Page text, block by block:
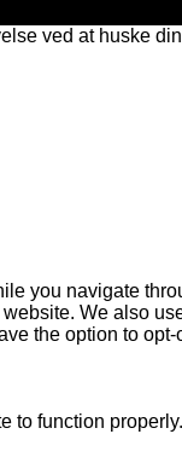
ved at huske
you navigate
We also
the option to
to function